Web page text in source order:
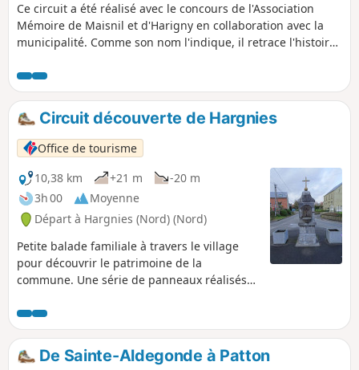
Ce circuit a été réalisé avec le concours de l'Association
Mémoire de Maisnil et d'Harigny en collaboration avec la
municipalité. Comme son nom l'indique, il retrace l'histoire
installés à différents endroits du village. Attention : ouvrez
l'œil : une curiosité dans le village : les girouettes qui
ornent les toits des maisons. Amusez-vous à les chercher,
elles sont plus belles et originales les unes que les autres !
Circuit découverte de Hargnies
Office de tourisme
10,38 km
+21 m
-20 m
3h 00
Moyenne
Départ à Hargnies (Nord) (Nord)
Petite balade familiale à travers le village
pour découvrir le patrimoine de la
commune. Une série de panneaux réalisés
Harigny vous livre des explications.
De Sainte-Aldegonde à Patton